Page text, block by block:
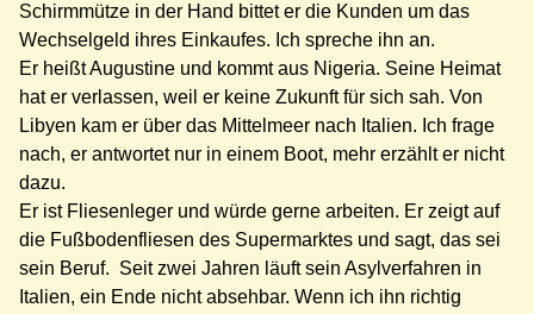
Schirmmütze in der Hand bittet er die Kunden um das
Wechselgeld ihres Einkaufes. Ich spreche ihn an.
Er heißt Augustine und kommt aus Nigeria. Seine Heimat
hat er verlassen, weil er keine Zukunft für sich sah. Von
Libyen kam er über das Mittelmeer nach Italien. Ich frage
nach, er antwortet nur in einem Boot, mehr erzählt er nicht
dazu.
Er ist Fliesenleger und würde gerne arbeiten. Er zeigt auf
die Fußbodenfliesen des Supermarktes und sagt, das sei
sein Beruf. Seit zwei Jahren läuft sein Asylverfahren in
Italien, ein Ende nicht absehbar. Wenn ich ihn richtig